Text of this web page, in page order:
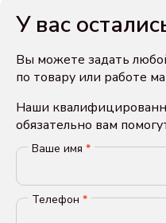
У вас
Вы можете задать
по товару или работе
Наши
обязательно вам
Ваше имя *
Телефон *